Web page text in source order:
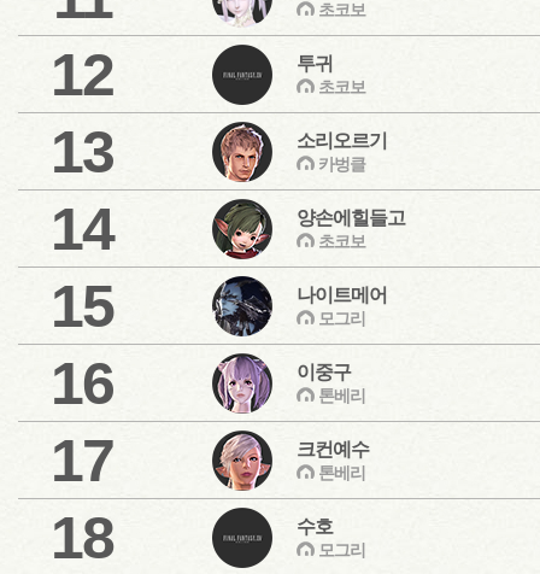
초코보
12 투귀
초코보
13 소리오르기
카벙클
14 양손에힐들고
초코보
15 나이트메어
모그리
16 이중구
톤베리
17 크컨예수
톤베리
18 수호
모그리